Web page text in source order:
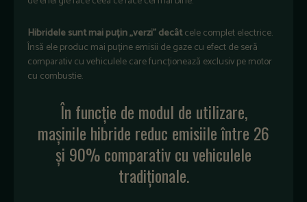
Hibridele sunt mai puțin „verzi” decâtcele complet electrice.
Însă ele produc mai puține emisii de gaze cu efect de seră
comparativ cu vehiculele care funcționează exclusiv pe motor
cu combustie.
În funcție de modul de utilizare,
mașinile hibride reduc emisiile între 26
și 90% comparativ cu vehiculele
tradiționale.